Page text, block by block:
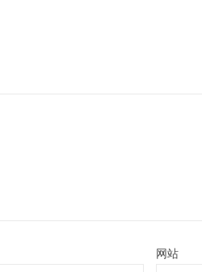
网站